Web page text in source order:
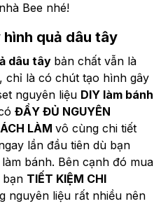
Bee nhé!
quả dâu tây
dâu tây bản chất vẫn là
chỉ là có chút tạo hình gây
nguyên liệu DIY làm bánh
ĐẦY ĐỦ NGUYÊN
LÀM vô cùng chi tiết
lần đầu tiên dù bạn
bánh. Bên cạnh đó mua
bạn TIẾT KIỆM CHI
nguyên liệu rất nhiều nên